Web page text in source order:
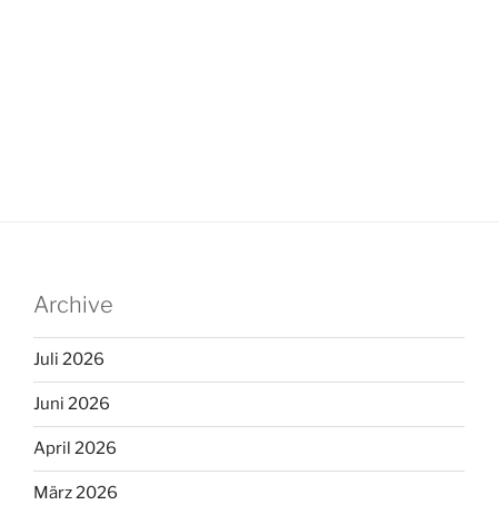
Archive
Juli 2026
Juni 2026
April 2026
März 2026